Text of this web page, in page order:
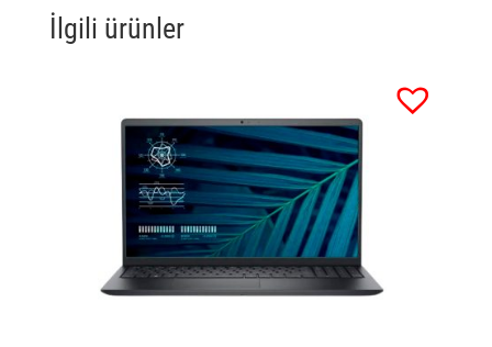
İlgili ürünler